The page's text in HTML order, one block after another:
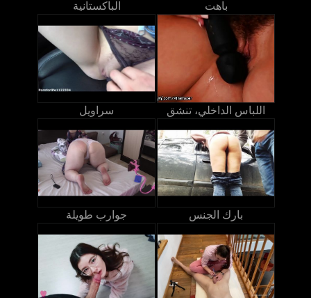
الباكستانية باهت
سراويل اللباس الداخلي، تنشق
جوارب طويلة بارك الجنس